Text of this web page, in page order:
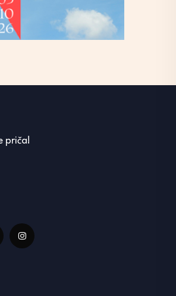
priča!